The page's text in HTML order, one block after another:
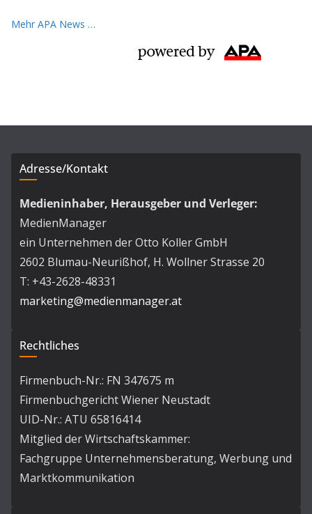
Mehr APA News …
Adresse/Kontakt
Medieninhaber, Herausgeber und Verleger:
MedienManager
ein Unternehmen der Otto Koller GmbH
2602 Blumau-Neurißhof, H. Wollner Strasse 20
T: +43-2628-48331
marketing@medienmanager.at
Rechtliches
Firmenbuch-Nr.: FN 347675 m
Firmenbuchgericht Wiener Neustadt
UID-Nr.: ATU 65816414
Mitglied der Wirtschaftskammer:
Fachgruppe Unternehmensberatung, Werbung und
Marktkommunikation